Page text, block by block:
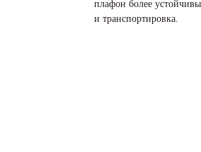
плафон более
и транспортировка.